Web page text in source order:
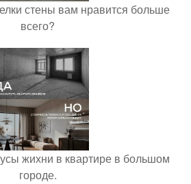
стены вам нравится больше
всего?
жихни в квартире в большом
городе.